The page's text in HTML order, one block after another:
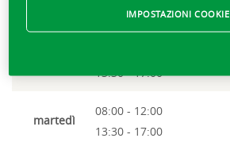
chiude alle 12:00
13:30 - 17:00
martedì
08:00 - 12:00
13:30 - 17:00
IMPOSTAZIONI COOKIE